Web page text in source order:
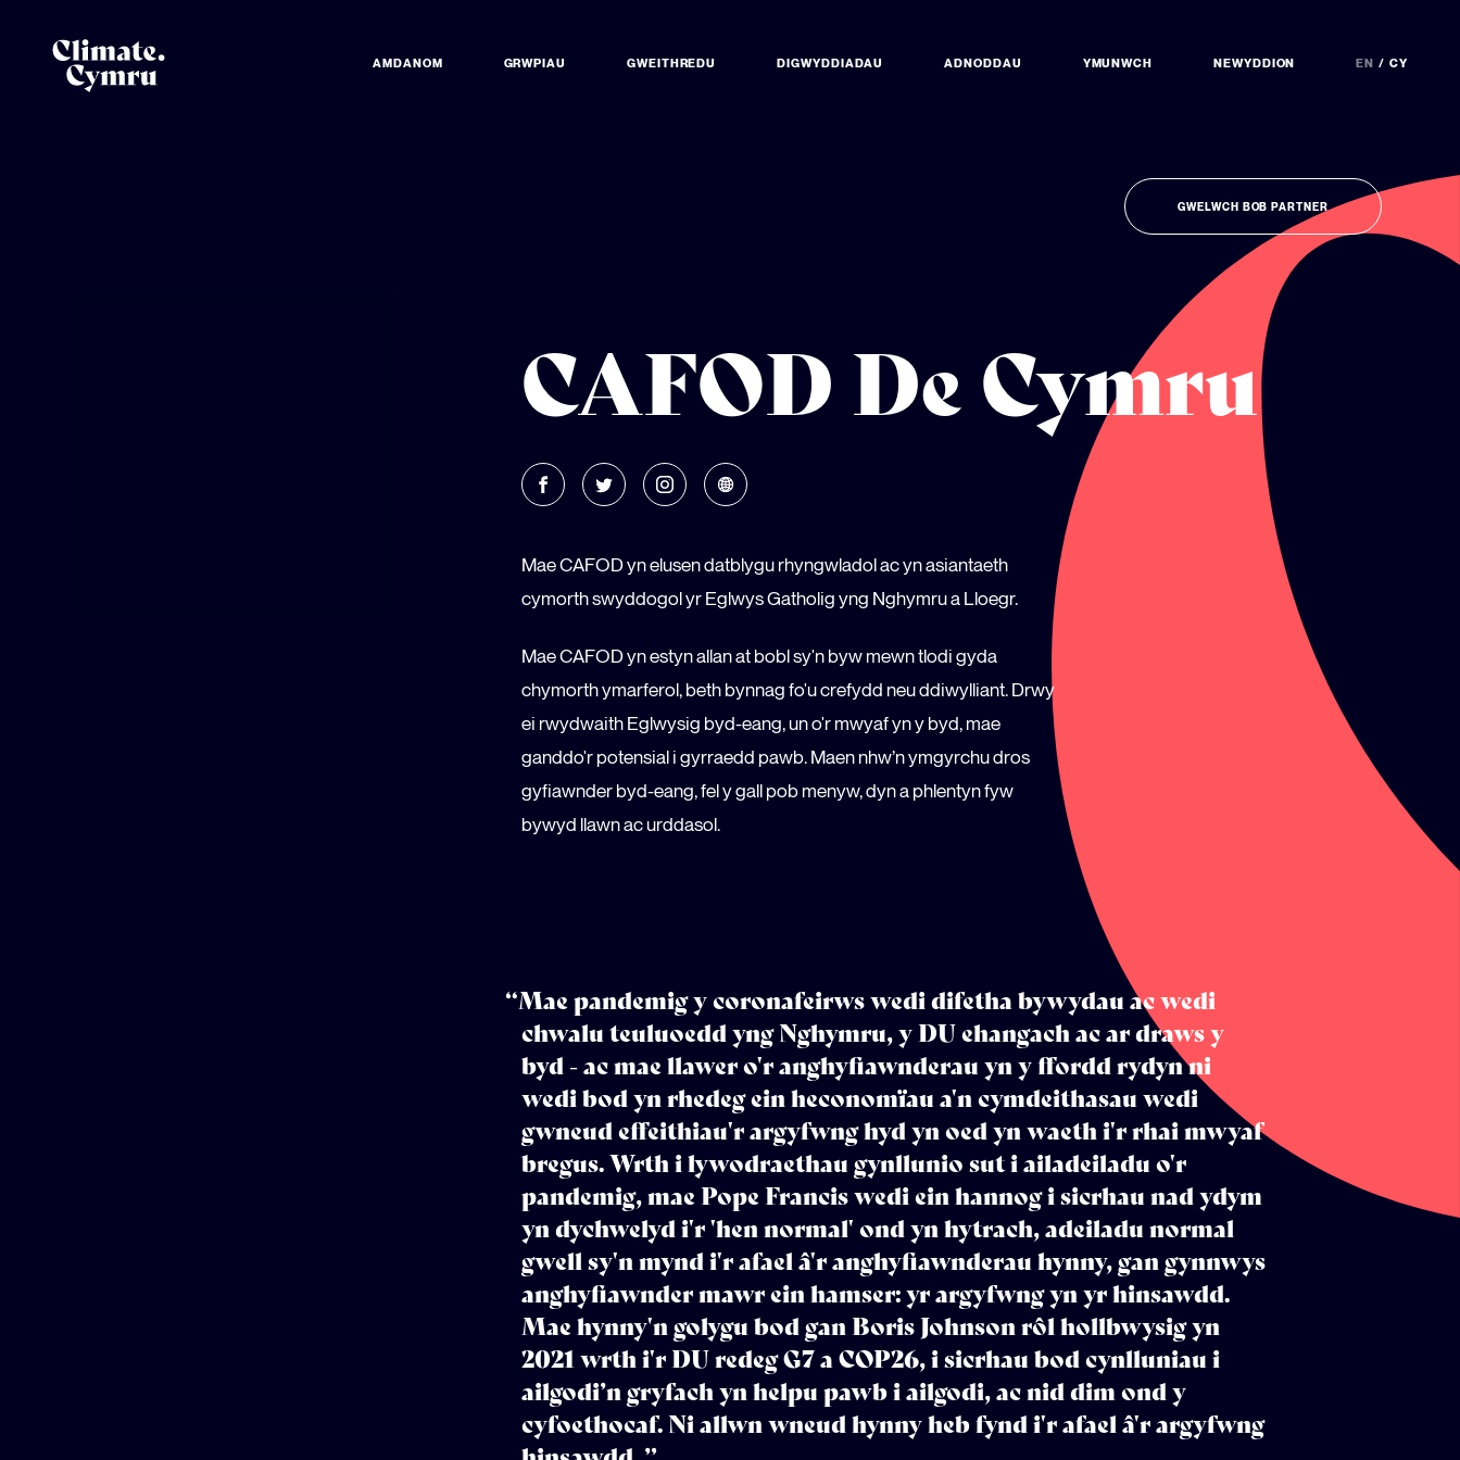
AMDANOM GRWPIAU GWEITHREDU DIGWYDDIADAU ADNODDAU YMUNWCH NEWYDDION EN CY
GWELWCH BOB PARTNER
CAFOD De Cymru
Mae CAFOD yn elusen datblygu rhyngwladol ac yn asiantaeth
cymorth swyddogol yr Eglwys Gatholig yng Nghymru a Lloegr.
Mae CAFOD yn estyn allan at bobl sy'n byw mewn tlodi gyda
chymorth ymarferol, beth bynnag fo'u crefydd neu ddiwylliant. Drwy
ei rwydwaith Eglwysig byd-eang, un o'r mwyaf yn y byd, mae
ganddo'r potensial i gyrraedd pawb. Maen nhw’n ymgyrchu dros
gyfiawnder byd-eang, fel y gall pob menyw, dyn a phlentyn fyw
bywyd llawn ac urddasol.
“Mae pandemig y coronafeirws wedi difetha bywydau ac wedi
chwalu teuluoedd yng Nghymru, y DU ehangach ac ar draws y
byd - ac mae llawer o'r anghyfiawnderau yn y ffordd rydyn ni
wedi bod yn rhedeg ein heconomïau a'n cymdeithasau wedi
gwneud effeithiau'r argyfwng hyd yn oed yn waeth i'r rhai mwyaf
bregus. Wrth i lywodraethau gynllunio sut i ailadeiladu o'r
pandemig, mae Pope Francis wedi ein hannog i sicrhau nad ydym
yn dychwelyd i'r 'hen normal' ond yn hytrach, adeiladu normal
gwell sy'n mynd i'r afael â'r anghyfiawnderau hynny, gan gynnwys
anghyfiawnder mawr ein hamser: yr argyfwng yn yr hinsawdd.
Mae hynny'n golygu bod gan Boris Johnson rôl hollbwysig yn
2021 wrth i'r DU redeg G7 a COP26, i sicrhau bod cynlluniau i
ailgodi’n gryfach yn helpu pawb i ailgodi, ac nid dim ond y
cyfoethocaf. Ni allwn wneud hynny heb fynd i'r afael â'r argyfwng